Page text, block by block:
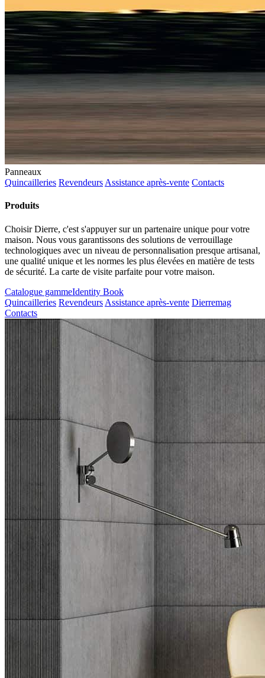
Panneaux
Quincailleries Revendeurs Assistance après-vente Contacts
Produits
Choisir Dierre, c'est s'appuyer sur un partenaire unique pour votre
maison. Nous vous garantissons des solutions de verrouillage
technologiques avec un niveau de personnalisation presque artisanal,
une qualité unique et les normes les plus élevées en matière de tests
de sécurité. La carte de visite parfaite pour votre maison.
Catalogue gammeIdentity Book
Quincailleries Revendeurs Assistance après-vente Dierremag
Contacts